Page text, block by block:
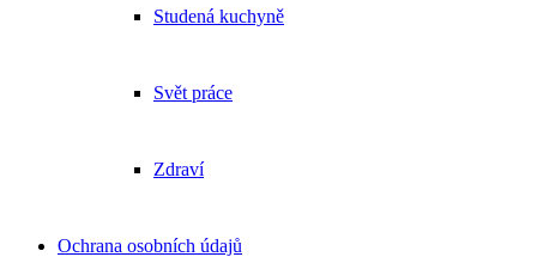
Studená kuchyně
Svět práce
Zdraví
Ochrana osobních údajů